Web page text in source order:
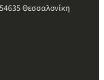
Θεσσαλονίκη